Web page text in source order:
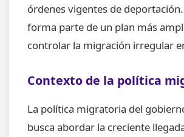
órdenes vigentes de
forma parte de un plan más
controlar la migración irregular
Contexto de la política
La política migratoria del
busca abordar la creciente